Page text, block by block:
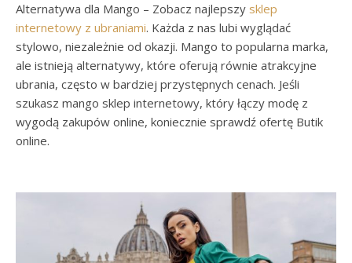
Alternatywa dla Mango – Zobacz najlepszy sklep
internetowy z ubraniami. Każda z nas lubi wyglądać
stylowo, niezależnie od okazji. Mango to popularna marka,
ale istnieją alternatywy, które oferują równie atrakcyjne
ubrania, często w bardziej przystępnych cenach. Jeśli
szukasz mango sklep internetowy, który łączy modę z
wygodą zakupów online, koniecznie sprawdź ofertę Butik
online.